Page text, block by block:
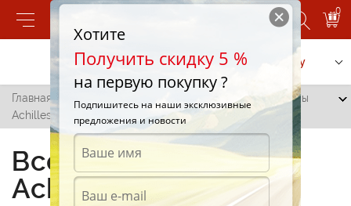
0
Позвонить Заказать услугу
Главная /
Всесезонные шины
Achilles в Быковце
Всесезонные шины
Achilles в Быковце
Хотите
Получить скидку 5 %
на первую покупку ?
Подпишитесь на наши эксклюзивные
предложения и новости